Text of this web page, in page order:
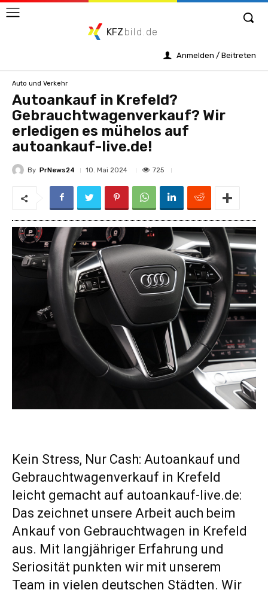
KFZ bild.de
Anmelden / Beitreten
Auto und Verkehr
Autoankauf in Krefeld?
Gebrauchtwagenverkauf? Wir
erledigen es mühelos auf
autoankauf-live.de!
By PrNews24 10. Mai 2024 725
Kein Stress, Nur Cash: Autoankauf und
Gebrauchtwagenverkauf in Krefeld
leicht gemacht auf autoankauf-live.de:
Das zeichnet unsere Arbeit auch beim
Ankauf von Gebrauchtwagen in Krefeld
aus. Mit langjähriger Erfahrung und
Seriosität punkten wir mit unserem
Team in vielen deutschen Städten. Wir